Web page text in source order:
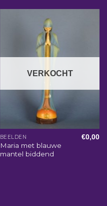
VERKOCHT
BEELDEN
Maria met blauwe
mantel biddend
€0,00